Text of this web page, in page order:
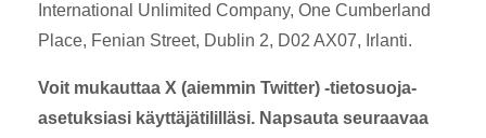
International Unlimited Company, One Cumberland
Place, Fenian Street, Dublin 2, D02 AX07, Irlanti.
Voit mukauttaa X (aiemmin Twitter) -tietosuoja-
asetuksiasi käyttäjätililläsi. Napsauta seuraavaa